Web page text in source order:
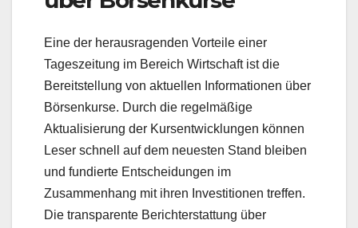
Eine der herausragenden Vorteile einer
Tageszeitung im Bereich Wirtschaft ist die
Bereitstellung von aktuellen Informationen über
Börsenkurse. Durch die regelmäßige
Aktualisierung der Kursentwicklungen können
Leser schnell auf dem neuesten Stand bleiben
und fundierte Entscheidungen im
Zusammenhang mit ihren Investitionen treffen.
Die transparente Berichterstattung über